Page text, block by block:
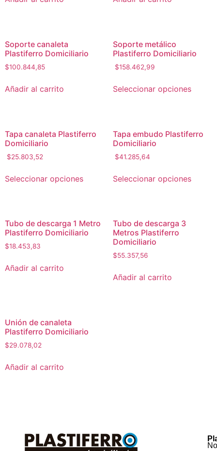
Soporte canaleta
Plastiferro Domiciliario
$100.844,85
Añadir al carrito
Soporte metálico
Plastiferro Domiciliario
$158.462,99
Seleccionar opciones
Tapa canaleta Plastiferro
Domiciliario
$25.803,52
Seleccionar opciones
Tapa embudo Plastiferro
Domiciliario
$41.285,64
Seleccionar opciones
Tubo de descarga 1 Metro
Plastiferro Domiciliario
$18.453,83
Añadir al carrito
Tubo de descarga 3
Metros Plastiferro
Domiciliario
$55.357,56
Añadir al carrito
Unión de canaleta
Plastiferro Domiciliario
$29.078,02
Añadir al carrito